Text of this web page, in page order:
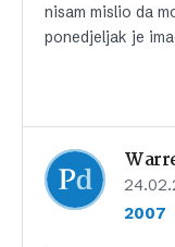
nisam mislio da
ponedjeljak je
2007